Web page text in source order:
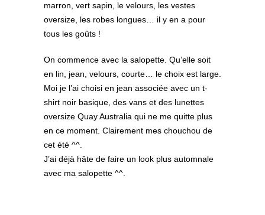
marron, vert sapin, le velours, les vestes
oversize, les robes longues… il y en a pour
tous les goûts !
On commence avec la salopette. Qu’elle soit
en lin, jean, velours, courte… le choix est large.
Moi je l’ai choisi en jean associée avec un t-
shirt noir basique, des vans et des lunettes
oversize Quay Australia qui ne me quitte plus
en ce moment. Clairement mes chouchou de
cet été ^^.
J’ai déjà hâte de faire un look plus automnale
avec ma salopette ^^.